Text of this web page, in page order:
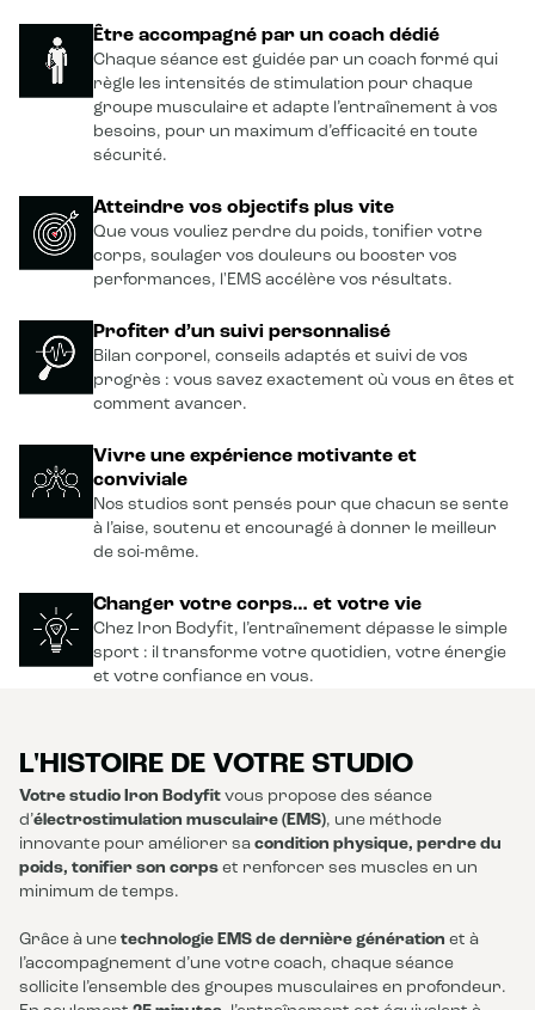
Être accompagné par un coach dédié
Chaque séance est guidée par un coach formé qui
règle les intensités de stimulation pour chaque
groupe musculaire et adapte l’entraînement à vos
besoins, pour un maximum d’efficacité en toute
sécurité.
Atteindre vos objectifs plus vite
Que vous vouliez perdre du poids, tonifier votre
corps, soulager vos douleurs ou booster vos
performances, l'EMS accélère vos résultats.
Profiter d’un suivi personnalisé
Bilan corporel, conseils adaptés et suivi de vos
progrès : vous savez exactement où vous en êtes et
comment avancer.
Vivre une expérience motivante et
conviviale
Nos studios sont pensés pour que chacun se sente
à l’aise, soutenu et encouragé à donner le meilleur
de soi-même.
Changer votre corps… et votre vie
Chez Iron Bodyfit, l’entraînement dépasse le simple
sport : il transforme votre quotidien, votre énergie
et votre confiance en vous.
L'HISTOIRE DE VOTRE STUDIO
Votre studio Iron Bodyfit vous propose des séance
d’électrostimulation musculaire (EMS), une méthode
innovante pour améliorer sa condition physique, perdre du
poids, tonifier son corps et renforcer ses muscles en un
minimum de temps.
Grâce à une technologie EMS de dernière génération et à
l’accompagnement d’une votre coach, chaque séance
sollicite l’ensemble des groupes musculaires en profondeur.